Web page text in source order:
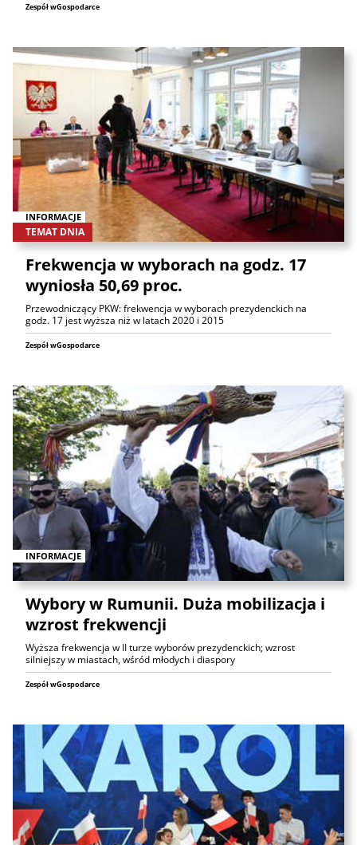
Zespół wGospodarce
INFORMACJE
TEMAT DNIA
Frekwencja w wyborach na godz. 17
wyniosła 50,69 proc.
Przewodniczący PKW: frekwencja w wyborach prezydenckich na
godz. 17 jest wyższa niż w latach 2020 i 2015
Zespół wGospodarce
INFORMACJE
Wybory w Rumunii. Duża mobilizacja i
wzrost frekwencji
Wyższa frekwencja w II turze wyborów prezydenckich; wzrost
silniejszy w miastach, wśród młodych i diaspory
Zespół wGospodarce